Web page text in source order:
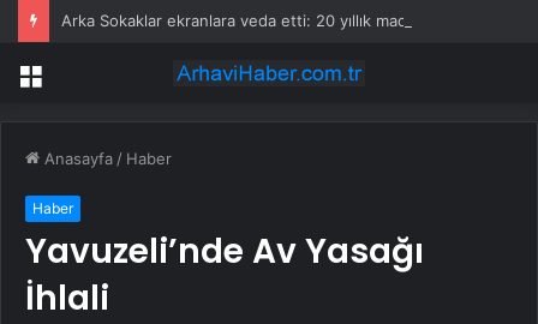
Menü
Anasayfa / Haber
Haber
Yavuzeli’nde Av Yasağı
İhlali